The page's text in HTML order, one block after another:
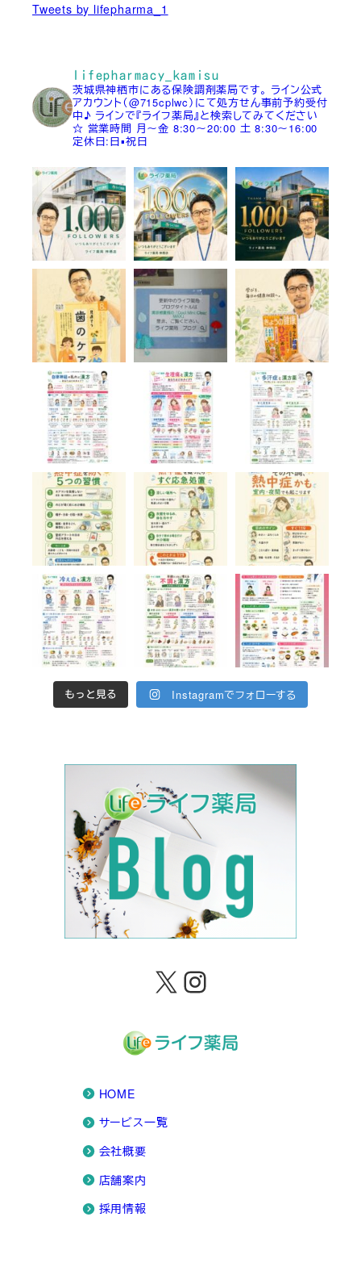
Tweets by lifepharma_1
lifepharmacy_kamisu
茨城県神栖市にある保険調剤薬局です。 ライン公式
アカウント（@715cplwc）にて処方せん事前予約受付
中♪ ラインで『ライフ薬局』と検索してみてください
☆ 営業時間 月～金 8:30～20:00 土 8:30～16:00
定休日:日▪祝日
もっと見る Instagramでフォローする
X Instagram
HOME
サービス一覧
会社概要
店舗案内
採用情報